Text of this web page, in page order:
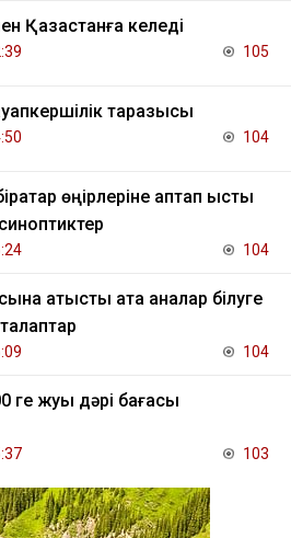
Қазақстанға келеді
105
таразысы
104
өңірлеріне аптап ыстық
104
қатысты ата аналар білуге
104
ге жуық дәрі бағасы
103